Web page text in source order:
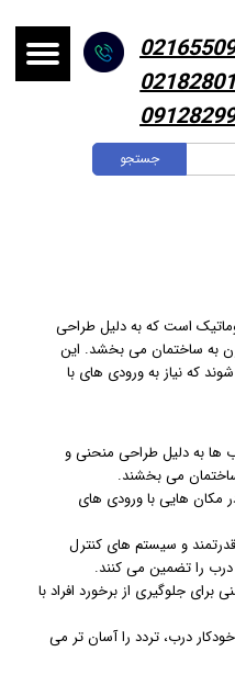
جستجو
است که به دلیل طراحی
به ساختمان می بخشد. این
که نیاز به ورودی های با
ها به دلیل طراحی منحنی و
می بخشند.
مکان هایی با ورودی های
و سیستم های کنترل
را تضمین می کنند.
جلوگیری از برخورد افراد با
درب، تردد را آسان تر می